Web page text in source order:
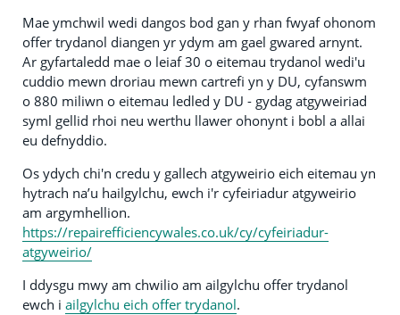
Mae ymchwil wedi dangos bod gan y rhan fwyaf ohonom
offer trydanol diangen yr ydym am gael gwared arnynt.
Ar gyfartaledd mae o leiaf 30 o eitemau trydanol wedi'u
cuddio mewn droriau mewn cartrefi yn y DU, cyfanswm
o 880 miliwn o eitemau ledled y DU - gydag atgyweiriad
syml gellid rhoi neu werthu llawer ohonynt i bobl a allai
eu defnyddio.
Os ydych chi'n credu y gallech atgyweirio eich eitemau yn
hytrach na’u hailgylchu, ewch i'r cyfeiriadur atgyweirio
am argymhellion.
https://repairefficiencywales.co.uk/cy/cyfeiriadur-
atgyweirio/
I ddysgu mwy am chwilio am ailgylchu offer trydanol
ewch i ailgylchu eich offer trydanol.